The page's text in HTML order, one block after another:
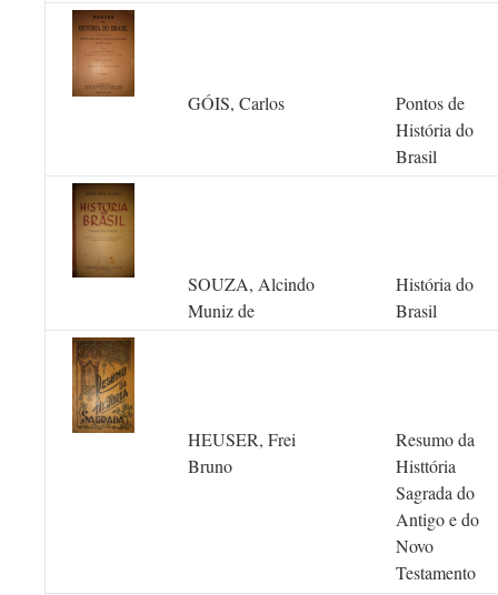
GÓIS, Carlos
Pontos de
História do
Brasil
SOUZA, Alcindo
Muniz de
História do
Brasil
HEUSER, Frei
Bruno
Resumo da
Histtória
Sagrada do
Antigo e do
Novo
Testamento